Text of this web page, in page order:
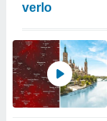
verlo